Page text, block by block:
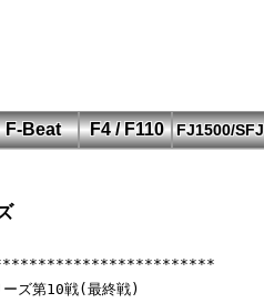
F-Beat
F4 / F110
FJ1500/SFJ
ズ第10戦(最終戦)